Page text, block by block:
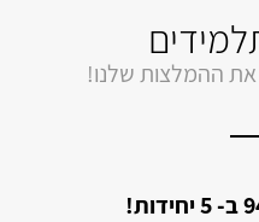
את ההמלצות שלנו!